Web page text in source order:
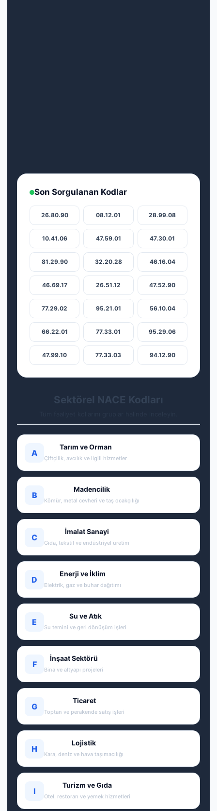
Son Sorgulanan Kodlar
26.80.90 08.12.01 28.99.08
10.41.06 47.59.01 47.30.01
81.29.90 32.20.28 46.16.04
46.69.17 26.51.12 47.52.90
77.29.02 95.21.01 56.10.04
66.22.01 77.33.01 95.29.06
47.99.10 77.33.03 94.12.90
Sektörel NACE Kodları
A
Tarım ve Orman
Çiftçilik, avcılık ve ilgili hizmetler
B
Madencilik
Kömür, metal cevheri ve taş ocakçılığı
C
İmalat Sanayi
Gıda, tekstil ve endüstriyel üretim
D
Enerji ve İklim
Elektrik, gaz ve buhar dağıtımı
E
Su ve Atık
Su temini ve geri dönüşüm işleri
F
İnşaat Sektörü
Bina ve altyapı projeleri
G
Ticaret
Toptan ve perakende satış işleri
H
Lojistik
Kara, deniz ve hava taşımacılığı
I
Turizm ve Gıda
Otel, restoran ve yemek hizmetleri